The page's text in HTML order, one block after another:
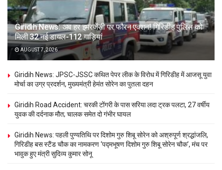
Giridih News: अब हर इमरजेंसी पर फौरन एक्शन! गिरिडीह पुलिस को
मिली 32 नई डायल-112 गाड़ियां
AUGUST 7, 2026
Giridih News: JPSC-JSSC कथित पेपर लीक के विरोध में गिरिडीह में आजसू युवा
मोर्चा का उग्र प्रदर्शन, मुख्यमंत्री हेमंत सोरेन का पुतला दहन
Giridih Road Accident: चरकी टोंगरी के पास सरिया लदा ट्रक पलटा, 27 वर्षीय
युवक की दर्दनाक मौत; चालक समेत दो गंभीर घायल
Giridih News: पहली पुण्यतिथि पर दिशोम गुरु शिबू सोरेन को अश्रुपूर्ण श्रद्धांजलि,
गिरिडीह बस स्टैंड चौक का नामकरण ‘पद्मभूषण दिशोम गुरु शिबू सोरेन चौक’, मंच पर
भावुक हुए मंत्री सुदिव्य कुमार सोनू